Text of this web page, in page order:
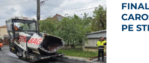
PE